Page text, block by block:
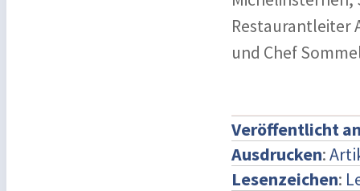
Restaurantleiter
und Chef
Veröffentlicht
Ausdrucken:
Lesenzeichen: